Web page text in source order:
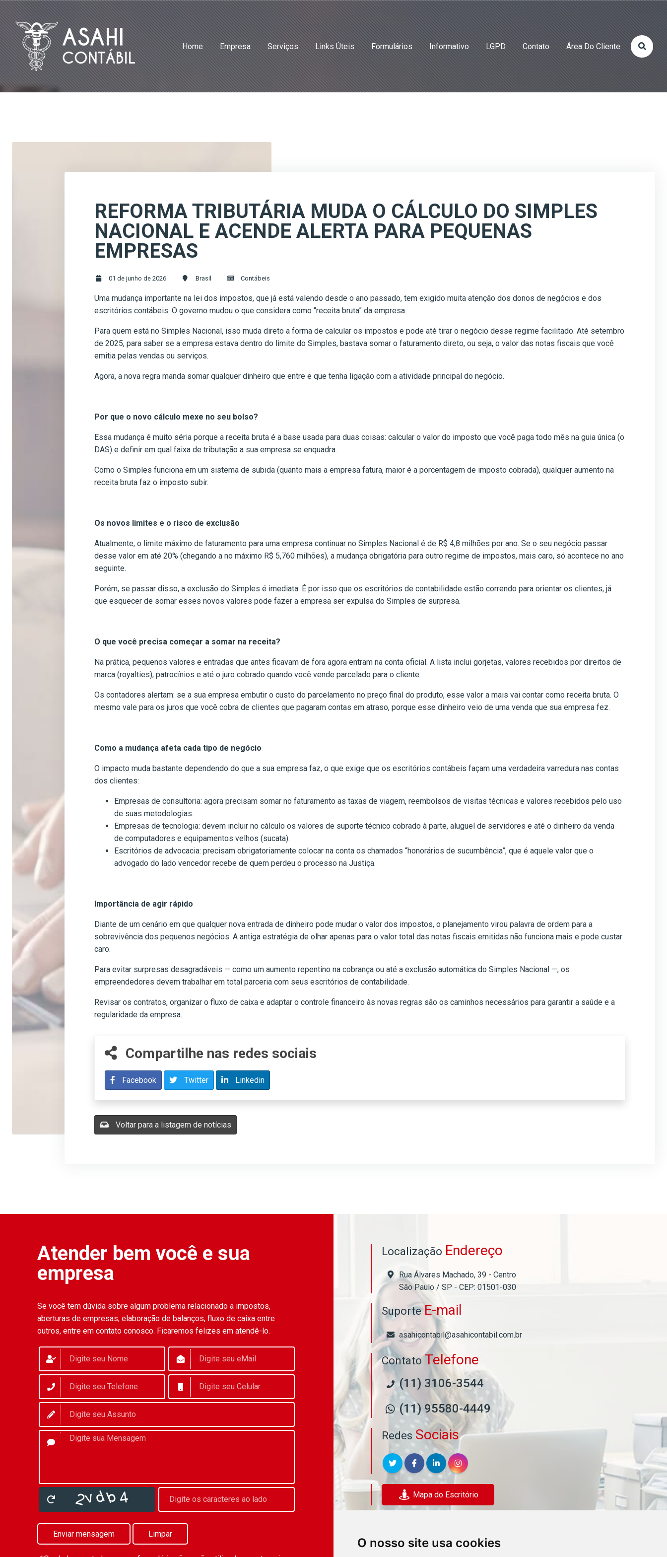
O nosso site usa cookies
Home Empresa Serviços Links Úteis Formulários Informativo LGPD Contato Área Do Cliente
REFORMA TRIBUTÁRIA MUDA O CÁLCULO DO SIMPLES
NACIONAL E ACENDE ALERTA PARA PEQUENAS
EMPRESAS
01 de junho de 2026 Brasil Contábeis
Uma mudança importante na lei dos impostos, que já está valendo desde o ano passado, tem exigido muita atenção dos donos de negócios e dos
escritórios contábeis. O governo mudou o que considera como “receita bruta” da empresa.
Para quem está no Simples Nacional, isso muda direto a forma de calcular os impostos e pode até tirar o negócio desse regime facilitado. Até setembro
de 2025, para saber se a empresa estava dentro do limite do Simples, bastava somar o faturamento direto, ou seja, o valor das notas fiscais que você
emitia pelas vendas ou serviços.
Agora, a nova regra manda somar qualquer dinheiro que entre e que tenha ligação com a atividade principal do negócio.
Por que o novo cálculo mexe no seu bolso?
Essa mudança é muito séria porque a receita bruta é a base usada para duas coisas: calcular o valor do imposto que você paga todo mês na guia única (o
DAS) e definir em qual faixa de tributação a sua empresa se enquadra.
Como o Simples funciona em um sistema de subida (quanto mais a empresa fatura, maior é a porcentagem de imposto cobrada), qualquer aumento na
receita bruta faz o imposto subir.
Os novos limites e o risco de exclusão
Atualmente, o limite máximo de faturamento para uma empresa continuar no Simples Nacional é de R$ 4,8 milhões por ano. Se o seu negócio passar
desse valor em até 20% (chegando a no máximo R$ 5,760 milhões), a mudança obrigatória para outro regime de impostos, mais caro, só acontece no ano
seguinte.
Porém, se passar disso, a exclusão do Simples é imediata. É por isso que os escritórios de contabilidade estão correndo para orientar os clientes, já
que esquecer de somar esses novos valores pode fazer a empresa ser expulsa do Simples de surpresa.
O que você precisa começar a somar na receita?
Na prática, pequenos valores e entradas que antes ficavam de fora agora entram na conta oficial. A lista inclui gorjetas, valores recebidos por direitos de
marca (royalties), patrocínios e até o juro cobrado quando você vende parcelado para o cliente.
Os contadores alertam: se a sua empresa embutir o custo do parcelamento no preço final do produto, esse valor a mais vai contar como receita bruta. O
mesmo vale para os juros que você cobra de clientes que pagaram contas em atraso, porque esse dinheiro veio de uma venda que sua empresa fez.
Como a mudança afeta cada tipo de negócio
O impacto muda bastante dependendo do que a sua empresa faz, o que exige que os escritórios contábeis façam uma verdadeira varredura nas contas
dos clientes:
Empresas de consultoria: agora precisam somar no faturamento as taxas de viagem, reembolsos de visitas técnicas e valores recebidos pelo uso
de suas metodologias.
Empresas de tecnologia: devem incluir no cálculo os valores de suporte técnico cobrado à parte, aluguel de servidores e até o dinheiro da venda
de computadores e equipamentos velhos (sucata).
Escritórios de advocacia: precisam obrigatoriamente colocar na conta os chamados “honorários de sucumbência”, que é aquele valor que o
advogado do lado vencedor recebe de quem perdeu o processo na Justiça.
Importância de agir rápido
Diante de um cenário em que qualquer nova entrada de dinheiro pode mudar o valor dos impostos, o planejamento virou palavra de ordem para a
sobrevivência dos pequenos negócios. A antiga estratégia de olhar apenas para o valor total das notas fiscais emitidas não funciona mais e pode custar
caro.
Para evitar surpresas desagradáveis — como um aumento repentino na cobrança ou até a exclusão automática do Simples Nacional —, os
empreendedores devem trabalhar em total parceria com seus escritórios de contabilidade.
Revisar os contratos, organizar o fluxo de caixa e adaptar o controle financeiro às novas regras são os caminhos necessários para garantir a saúde e a
regularidade da empresa.
Compartilhe nas redes sociais
Facebook Twitter Linkedin
Voltar para a listagem de notícias
Atender bem você e sua
empresa
Se você tem dúvida sobre algum problema relacionado a impostos,
aberturas de empresas, elaboração de balanços, fluxo de caixa entre
outros, entre em contato conosco. Ficaremos felizes em atendê-lo.
Enviar mensagem Limpar
Localização Endereço
Rua Álvares Machado, 39 - Centro
São Paulo / SP - CEP: 01501-030
SuporteE-mail
asahicontabil@asahicontabil.com.br
Contato Telefone
(11) 3106-3544
(11) 95580-4449
Redes Sociais
Mapa do Escritório